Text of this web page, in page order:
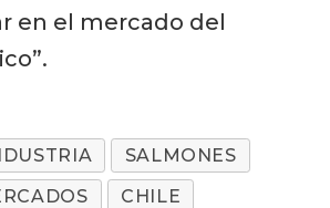
en el mercado del
SALMONES
CHILE